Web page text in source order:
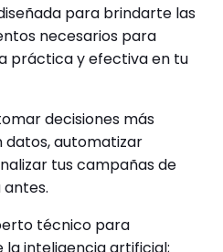
para brindarte las
necesarios para
práctica y efectiva en tu
decisiones más
datos, automatizar
tus campañas de
técnico para